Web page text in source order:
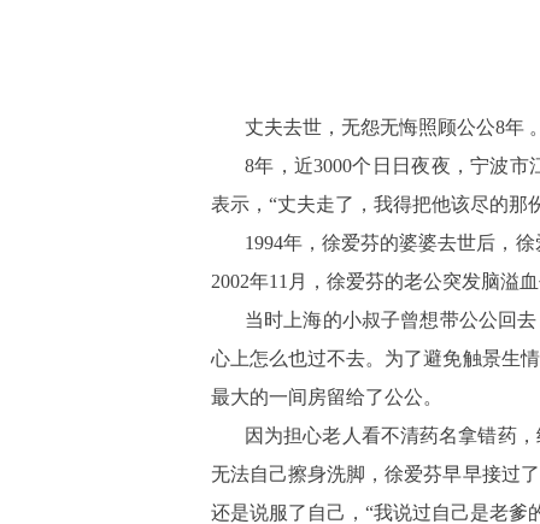
丈夫去世，无怨无悔照顾公公8年
8年，近3000个日日夜夜，宁波
表示，“丈夫走了，我得把他该尽的那
1994年，徐爱芬的婆婆去世后，
2002年11月，徐爱芬的老公突发脑溢
当时上海的小叔子曾想带公公回
心上怎么也过不去。为了避免触景生
最大的一间房留给了公公。
因为担心老人看不清药名拿错药
无法自己擦身洗脚，徐爱芬早早接过
还是说服了自己，“我说过自己是老爹